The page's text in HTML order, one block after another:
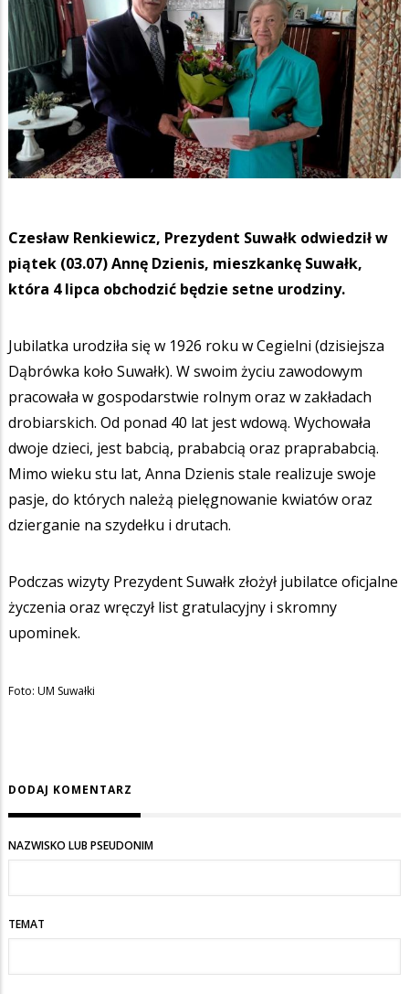
Czesław Renkiewicz, Prezydent Suwałk odwiedził w
piątek (03.07) Annę Dzienis, mieszkankę Suwałk,
która 4 lipca obchodzić będzie setne urodziny.
Jubilatka urodziła się w 1926 roku w Cegielni (dzisiejsza
Dąbrówka koło Suwałk). W swoim życiu zawodowym
pracowała w gospodarstwie rolnym oraz w zakładach
drobiarskich. Od ponad 40 lat jest wdową. Wychowała
dwoje dzieci, jest babcią, prababcią oraz praprababcią.
Mimo wieku stu lat, Anna Dzienis stale realizuje swoje
pasje, do których należą pielęgnowanie kwiatów oraz
dzierganie na szydełku i drutach.
Podczas wizyty Prezydent Suwałk złożył jubilatce oficjalne
życzenia oraz wręczył list gratulacyjny i skromny
upominek.
Foto: UM Suwałki
DODAJ KOMENTARZ
NAZWISKO LUB PSEUDONIM
TEMAT